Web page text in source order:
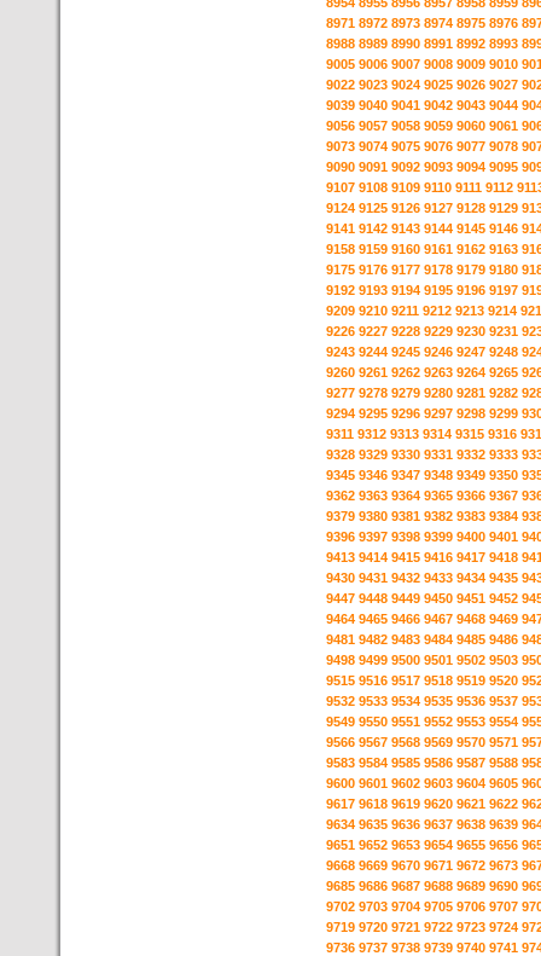
8971 8972 8973 8974 8975 8976
8988 8989 8990 8991 8992 8993
9005 9006 9007 9008 9009 9010
9022 9023 9024 9025 9026 9027
9039 9040 9041 9042 9043 9044
9056 9057 9058 9059 9060 9061
9073 9074 9075 9076 9077 9078
9090 9091 9092 9093 9094 9095
9107 9108 9109 9110 9111 9112
9124 9125 9126 9127 9128 9129
9141 9142 9143 9144 9145 9146
9158 9159 9160 9161 9162 9163
9175 9176 9177 9178 9179 9180
9192 9193 9194 9195 9196 9197
9209 9210 9211 9212 9213 9214
9226 9227 9228 9229 9230 9231
9243 9244 9245 9246 9247 9248
9260 9261 9262 9263 9264 9265
9277 9278 9279 9280 9281 9282
9294 9295 9296 9297 9298 9299
9311 9312 9313 9314 9315 9316
9328 9329 9330 9331 9332 9333
9345 9346 9347 9348 9349 9350
9362 9363 9364 9365 9366 9367
9379 9380 9381 9382 9383 9384
9396 9397 9398 9399 9400 9401
9413 9414 9415 9416 9417 9418
9430 9431 9432 9433 9434 9435
9447 9448 9449 9450 9451 9452
9464 9465 9466 9467 9468 9469
9481 9482 9483 9484 9485 9486
9498 9499 9500 9501 9502 9503
9515 9516 9517 9518 9519 9520
9532 9533 9534 9535 9536 9537
9549 9550 9551 9552 9553 9554
9566 9567 9568 9569 9570 9571
9583 9584 9585 9586 9587 9588
9600 9601 9602 9603 9604 9605
9617 9618 9619 9620 9621 9622
9634 9635 9636 9637 9638 9639
9651 9652 9653 9654 9655 9656
9668 9669 9670 9671 9672 9673
9685 9686 9687 9688 9689 9690
9702 9703 9704 9705 9706 9707
9719 9720 9721 9722 9723 9724
9736 9737 9738 9739 9740 9741